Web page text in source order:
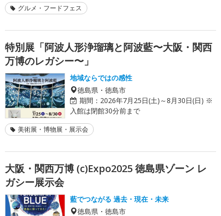
グルメ・フードフェス
特別展「阿波人形浄瑠璃と阿波藍〜大阪・関西
万博のレガシー〜」
地域ならではの感性
徳島県・徳島市
期間： 2026年7月25日(土)～8月30日(日) ※
入館は閉館30分前まで
美術展・博物展・展示会
大阪・関西万博 (c)Expo2025 徳島県ゾーン レ
ガシー展示会
藍でつながる 過去・現在・未来
徳島県・徳島市